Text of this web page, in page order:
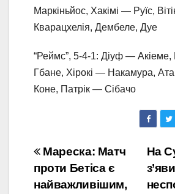
Маркіньйос, Хакімі — Руїс,
Кварацхелія, Дембеле, Дуе
“Реймс”, 5-4-1: Діуф — Акіеме,
Гбане, Хірокі — Накамура,
Коне, Патрік — Сібачо
Навігація
записів
На
Мареска: Матч
проти Бетіса є
найважливішим,